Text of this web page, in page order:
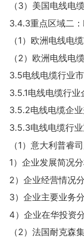
（3）美国电线电
3.4.3重点区域二
（1）欧洲电线电
（2）欧洲电线电
3.5电线电缆行业
3.5.1电线电缆行业
3.5.2电线电缆企
3.5.3电线电缆行业
（1）意大利普睿
1）企业发展简况
2）企业经营情况
3）企业主要业务
4）企业在华投资
（2）法国耐克森